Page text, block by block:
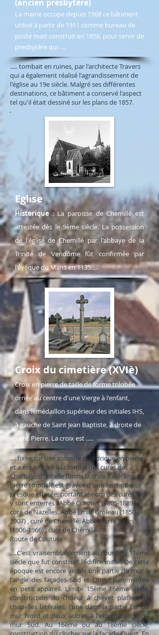
(ancien presbytère)
La mairie occupe depuis 1968 ce bâtiment
utilisé à partir de 1911 comme bureau de
poste mais construit en 1858, pour servir de
presbytère qui ....
..... tombait en ruines, par l'architecte Travers
qui a également réalisé l'agrandissement de
l'église au 19e siècle. Malgré ses différentes
destinations, ce bâtiment a conservé l'aspect
tel qu'il était dessiné sur les plans de 1857.
Eglise
Historique : La paroisse de Chemillé est
attestée dès le 9ème siècle. La possession
de l'église de Chemillé par l'abbaye de la
Trinité de Vendôme fût confirmée par
l'évêque du Mans en 1135.....
Croix du cimetière (XVIè)
Croix en pierre de taille de forme trilobée
ornée au centre d'une Vierge à l'enfant,
dans lemédaillon supérieur des initiales IHS,
à gauche de Saint Jean Baptiste, à droite de
saint Pierre. La croix est .....
.... fixée sur une colonne cylindrique en pierre
et a été intégré à la tombe des curés de
Chemillé, dont elle forme la croix funéraire. La
pierre tombale est gravée d'une inscription,
presque effacée, portant le nom des curés, qui
y sont enterrés : Abbé Cuisnier(1805-1889)
curé de Nazelles. Abbé Emile Groleau(1850-
1907), curé de Chemillé. Abbé Pierre Salles
(1906-1966), curé de Chemillé.
Route de Couture
.....C'est vraisemblablement au cours du 11ème
siècle que fut construit l'édifice initial. De cette
époque est encore visible une partie du mur à
l'angle des façades Sud et Ouest parementée
en petit appareil. Limite 15ème 16ème siècle,
construction du choeur à chevet plat et de
chapelles latérales, l'une dans la partie Est du
mur Nord et deux autres à l'extrémité Est du
mur Sud. Au 16ème ou au 18ème siècle,